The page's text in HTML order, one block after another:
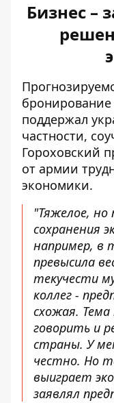
Бизнес –
поддержал
частности,
Гороховский
от армии
экономики.
"Тяжелое, но
сохранения
например, в
превысила
текучести
коллег -
схожая.
говорить и
страны. У
честно. Но
выиграет
заявлял